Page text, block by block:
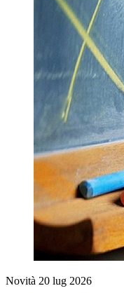
Novità 20 lug 2026